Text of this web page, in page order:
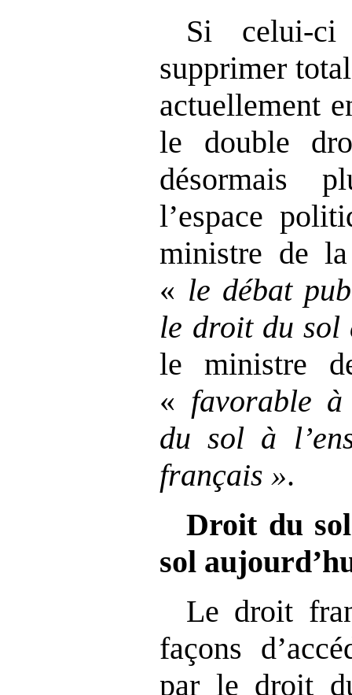
Si
supprimer
actuellement
le double
désormais
l’espace
ministre de
« le débat
le droit du sol
le ministre
« favorable
du sol à
français ».
Droit du
sol
Le droit
façons
par le droit